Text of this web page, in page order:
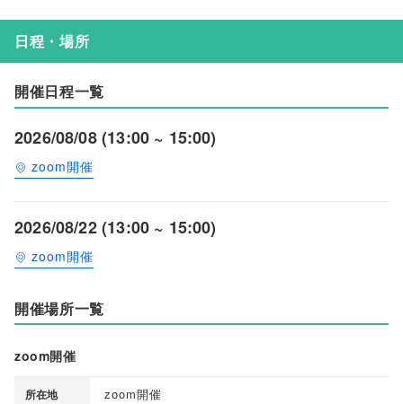
日程・場所
開催日程一覧
2026/08/08 (13:00 ~ 15:00)
zoom開催
2026/08/22 (13:00 ~ 15:00)
zoom開催
開催場所一覧
zoom開催
所在地 zoom開催